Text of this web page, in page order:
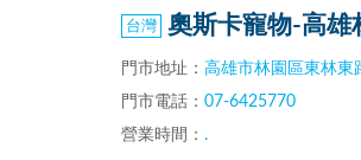
奧斯卡寵物-高雄
門市地址： 高雄市林園區東林東
門市電話： 07-6425770
營業時間： .